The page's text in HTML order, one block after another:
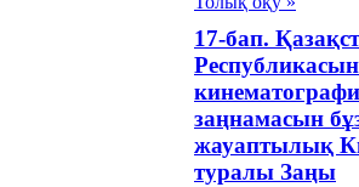
17-бап.
заңнамасын
жауаптылық
туралы Заңы